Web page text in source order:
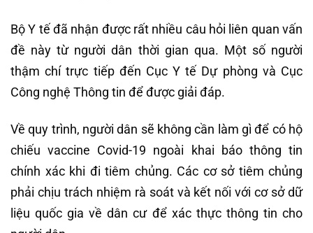
Bộ Y tế đã nhận được rất nhiều câu hỏi liên quan vấn
đề này từ người dân thời gian qua. Một số người
thậm chí trực tiếp đến Cục Y tế Dự phòng và Cục
Công nghệ Thông tin để được giải đáp.
Về quy trình, người dân sẽ không cần làm gì để có hộ
chiếu vaccine Covid-19 ngoài khai báo thông tin
chính xác khi đi tiêm chủng. Các cơ sở tiêm chủng
phải chịu trách nhiệm rà soát và kết nối với cơ sở dữ
liệu quốc gia về dân cư để xác thực thông tin cho